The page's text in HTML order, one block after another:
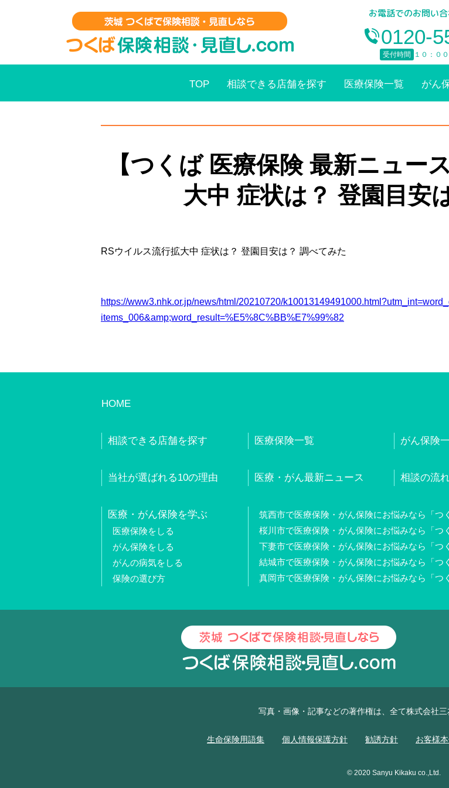
お電話でのお問い
0120-
受付時間 １０：０
TOP 相談できる店舗を探す 医療保険一覧 がん
【つくば 医療保険 最新ニュー
大中 症状は？ 登園目安
RSウイルス流行拡大中 症状は？ 登園目安は？ 調べてみた
https://www3.nhk.or.jp/news/html/20210720/
items_006&amp;word_result=%E5%8C%BB%E7%99%82
HOME
相談できる店舗を探す 医療保険一覧 がん保険
当社が選ばれる10の理由 医療・がん最新ニュース 相談の流
医療・がん保険を学ぶ
医療保険をしる
がん保険をしる
がんの病気をしる
保険の選び方
筑西市で医療保険・がん保険にお悩みなら「つ
桜川市で医療保険・がん保険にお悩みなら「つ
下妻市で医療保険・がん保険にお悩みなら「つ
結城市で医療保険・がん保険にお悩みなら「つ
真岡市で医療保険・がん保険にお悩みなら「つ
写真・画像・記事などの著作権は、全て株式会社三
生命保険用語集 個人情報保護方針 勧誘方針 お客様
© 2020 Sanyu Kikaku co.,Ltd.